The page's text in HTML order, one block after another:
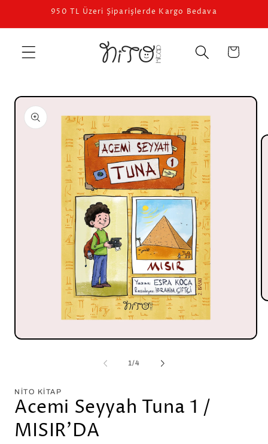
İçeriğe950 TL Üzeri Şiparişlerde Kargo Bedava
Sepet
Ürün
bilgisine
atla
Medya
1//4
NITO KITAP
Acemi Seyyah Tuna 1 /
MISIR’DA